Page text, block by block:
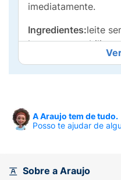
imediatamente.
Ingredientes:leite
lactase e
citrato de sódio,
difosfato de sódio.
GLÚTEN.
A Araujo tem de tudo.
Posso te ajudar de
Sobre a Araujo